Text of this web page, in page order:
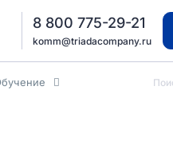
8 800 775-29-21
komm@triadacompany.ru